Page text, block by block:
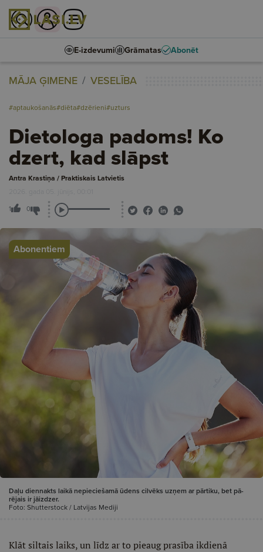
E-izdevumi Grāmatas Abonēt
MĀJA ĢIMENE VESELĪBA
#aptaukošanās#diēta#dzērieni#uzturs
Dietologa padoms! Ko
dzert, kad slāpst
Antra Krastiņa / Praktiskais Latvietis
2026. gada 05. jūnijs, 00:01
1 0
Abonentiem
Daļu diennakts laikā nepieciešamā ūdens cilvēks uzņem ar pārtiku, bet pā­
rējais ir jāizdzer.
Foto: Shutterstock / Latvijas Mediji
Klāt siltais laiks, un līdz ar to pieaug prasība ikdienā